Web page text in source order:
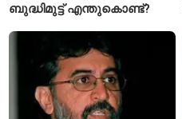
ബുദ്ധിമുട്ട് എന്തുകൊണ്ട്?